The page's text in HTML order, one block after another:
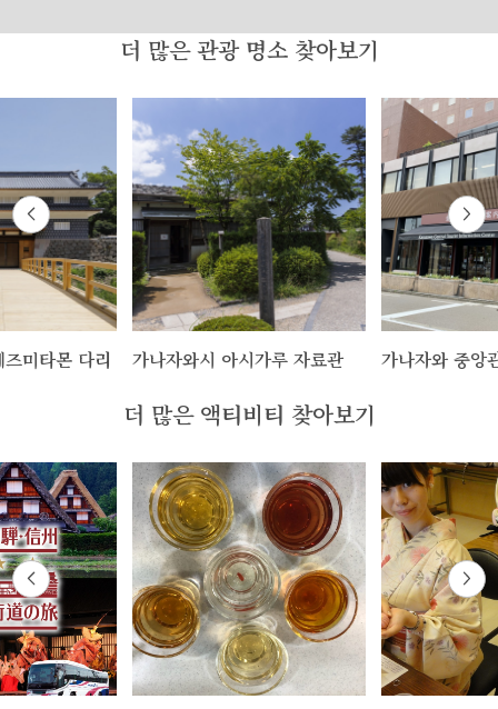
더 많은 관광 명소 찾아보기
미타몬 다리 가나자와시 아시가루 자료관 가나자와 중앙
더 많은 액티비티 찾아보기